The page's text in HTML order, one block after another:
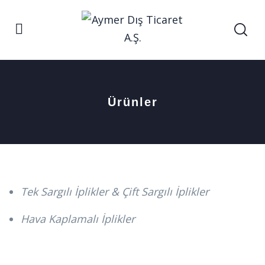
Ürünler
Tek Sargılı İplikler & Çift Sargılı İplikler
Hava Kaplamalı İplikler